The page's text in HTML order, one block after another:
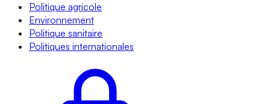
Politique agricole
Environnement
Politique sanitaire
Politiques internationales